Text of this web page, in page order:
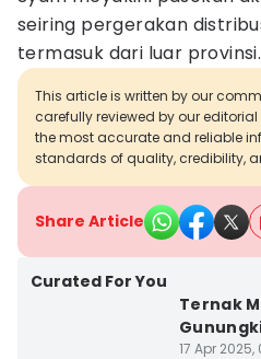
seiring pergerakan
termasuk dari luar provinsi.
This article is written by our
carefully reviewed by our
the most accurate and reliable
standards of quality, credibility,
Share Article
Curated For You
Ternak
17 Apr 2025,